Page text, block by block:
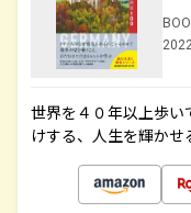
世界を４０年以上歩
けする、人生を輝か